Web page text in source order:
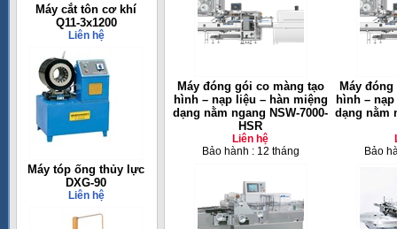
Máy cắt tôn cơ khí
Q11-3x1200
Liên hệ
Máy tóp ống thủy lực
DXG-90
Liên hệ
Máy đóng gói co màng tạo
hình – nạp liệu – hàn miệng
dạng nằm ngang NSW-7000-
HSR
Liên hệ
Bảo hành : 12 tháng
Máy
hình –
dạng nằm
Bảo